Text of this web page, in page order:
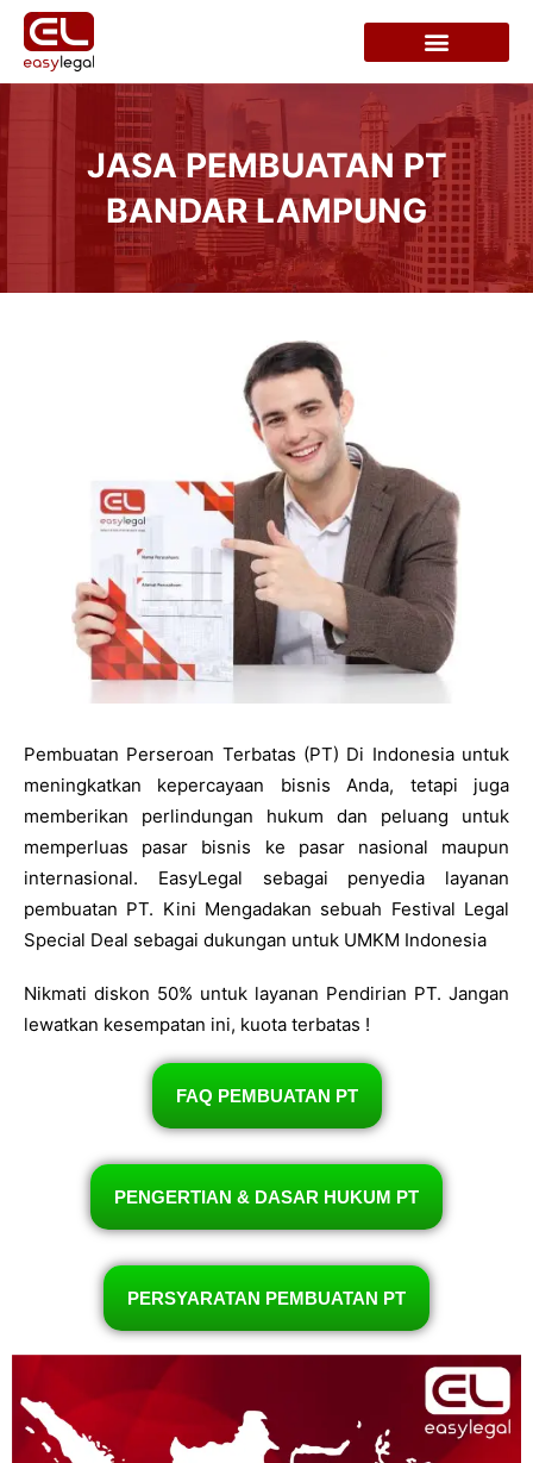
JASA PEMBUATAN PT
BANDAR LAMPUNG
Pembuatan Perseroan Terbatas (PT) Di Indonesia untuk
meningkatkan kepercayaan bisnis Anda, tetapi juga
memberikan perlindungan hukum dan peluang untuk
memperluas pasar bisnis ke pasar nasional maupun
internasional. EasyLegal sebagai penyedia layanan
pembuatan PT. Kini Mengadakan sebuah Festival Legal
Special Deal sebagai dukungan untuk UMKM Indonesia
Nikmati diskon 50% untuk layanan Pendirian PT. Jangan
lewatkan kesempatan ini, kuota terbatas !
FAQ PEMBUATAN PT
PENGERTIAN & DASAR HUKUM PT
PERSYARATAN PEMBUATAN PT